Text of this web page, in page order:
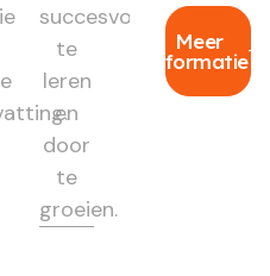
succesvol
te
leren
en
door
te
groeien.
Meer
informatie